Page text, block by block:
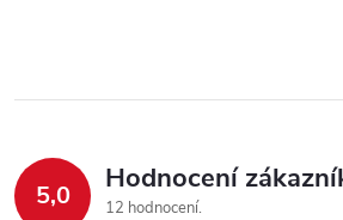
5,0 Hodnocení
12 hodnocení